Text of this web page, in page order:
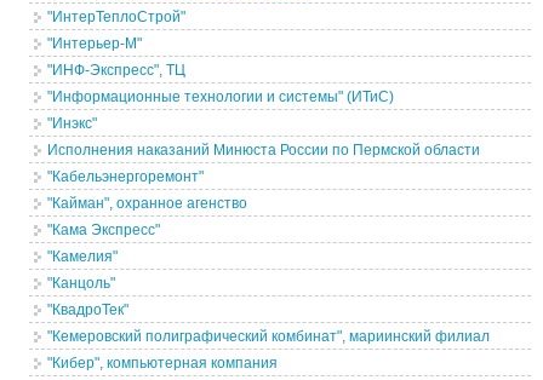
"ИнтерТеплоСтрой"
"Интерьер-М"
"ИНФ-Экспресс", ТЦ
"Информационные технологии и системы" (ИТиС)
"Инэкс"
Исполнения наказаний Минюста России по Пермской области
"Кабельэнергоремонт"
"Кайман", охранное агенство
"Кама Экспресс"
"Камелия"
"Канцоль"
"КвадроТек"
"Кемеровский полиграфический комбинат", мариинский филиал
"Кибер", компьютерная компания